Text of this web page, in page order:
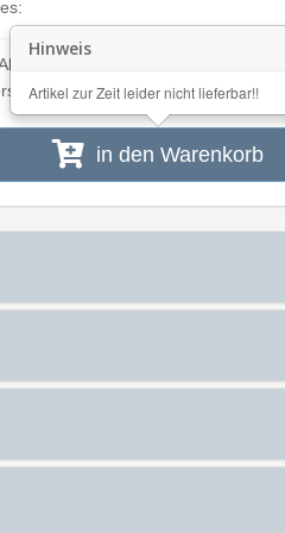
Preisangaben inkl. MwSt. und zzgl.
in den Warenkorb
Hinweis
Artikel zur Zeit leider nicht lieferbar!!